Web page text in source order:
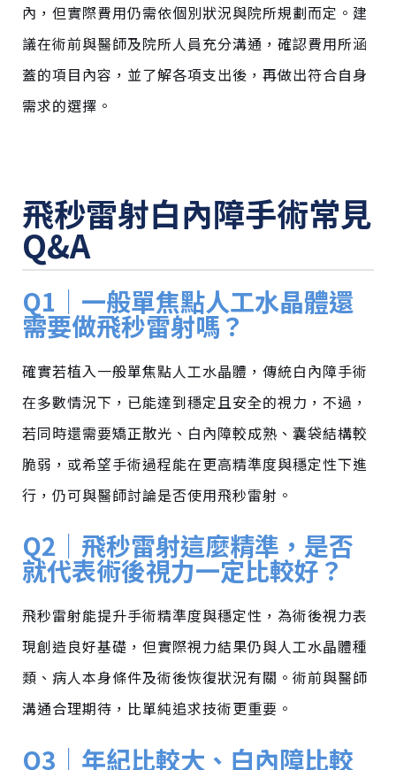
內，但實際費用仍需依個別狀況與院所規劃而定。建
議在術前與醫師及院所人員充分溝通，確認費用所涵
蓋的項目內容，並了解各項支出後，再做出符合自身
需求的選擇。
飛秒雷射白內障手術常見
Q&A
Q1｜一般單焦點人工水晶體還
需要做飛秒雷射嗎？
確實若植入一般單焦點人工水晶體，傳統白內障手術
在多數情況下 ， 已能達到穩定且安全的視力， 不過，
若同時還需要矯正散光、白內障較成熟、囊袋結構較
脆弱，或希望手術過程能在更高精準度與穩定性下進
行，仍可與醫師討論是否使用飛秒雷射。
Q2｜飛秒雷射這麼精準，是否
就代表術後視力一定比較好？
飛秒雷射能提升手術精準度與穩定性，為術後視力表
現創造良好基礎，但實際視力結果仍與人工水晶體種
類 、病人本身條件及術後恢復狀況有關。術前與醫師
溝通合理期待，比單純追求技術更重要。
Q3｜年紀比較大、白內障比較